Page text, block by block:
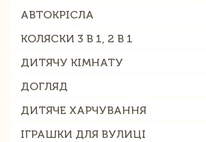
АВТОКРІСЛА
КОЛЯСКИ 3 В 1, 2 В 1
ДИТЯЧУ КІМНАТУ
ДОГЛЯД
ДИТЯЧЕ ХАРЧУВАННЯ
ІГРАШКИ ДЛЯ ВУЛИЦІ